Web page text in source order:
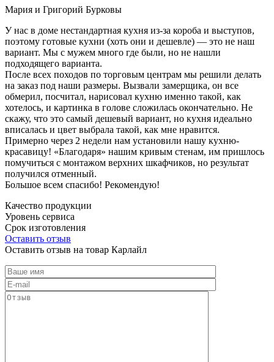
Мария и Григорий Бурковы
У нас в доме нестандартная кухня из-за короба и выступов,
поэтому готовые кухни (хоть они и дешевле) — это не наш
вариант. Мы с мужем много где были, но не нашли
подходящего варианта.
После всех походов по торговым центрам мы решили делать
на заказ под наши размеры. Вызвали замерщика, он все
обмерил, посчитал, нарисовал кухню именно такой, как
хотелось, и картинка в голове сложилась окончательно. Не
скажу, что это самый дешевый вариант, но кухня идеально
вписалась и цвет выбрала такой, как мне нравится.
Примерно через 2 недели нам установили нашу кухню-
красавицу! «Благодаря» нашим кривым стенам, им пришлось
помучиться с монтажом верхних шкафчиков, но результат
получился отменный.
Большое всем спасибо! Рекомендую!
Качество продукции
Уровень сервиса
Срок изготовления
Оставить отзыв
Оставить отзыв на товар Карлайл